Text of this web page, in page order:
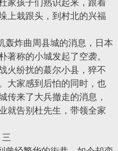
家孩子们熟识起来，跟着
上栽跟头，到村北的兴福
轰炸曲周县城的消息，日本
著称的小城发起了空袭。
火纷扰的蕞尔小县，猝不
大家感到后怕的同时，也
传来了大兵撤走的消息，
就告别杜先生，带领全家
三